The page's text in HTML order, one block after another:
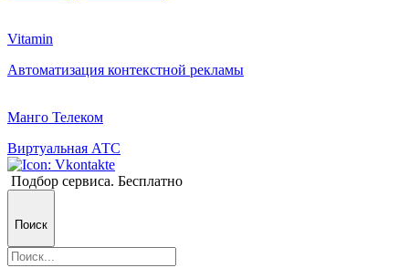
Vitamin
Автоматизация контекстной рекламы
Манго Телеком
Виртуальная АТС
Подбор сервиса. Бесплатно
Поиск